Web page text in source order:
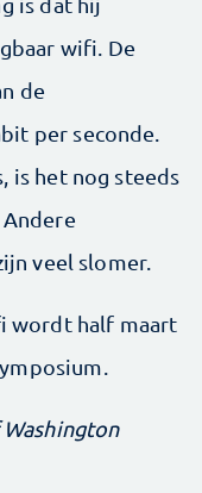
wifi. De
de
per seconde.
is het nog steeds
veel slomer.
wordt half maart